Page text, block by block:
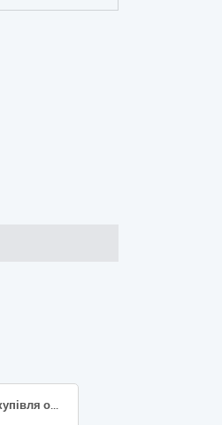
MOES-UIHERP-C2-MERGERS-59 Закупівля обладнання для лабораторії електропостачання НУК ім. адм. Макарова